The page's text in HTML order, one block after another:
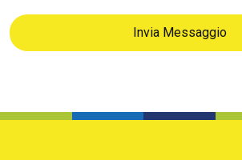
Invia Messaggio